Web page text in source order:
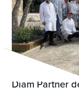
Diam Partner